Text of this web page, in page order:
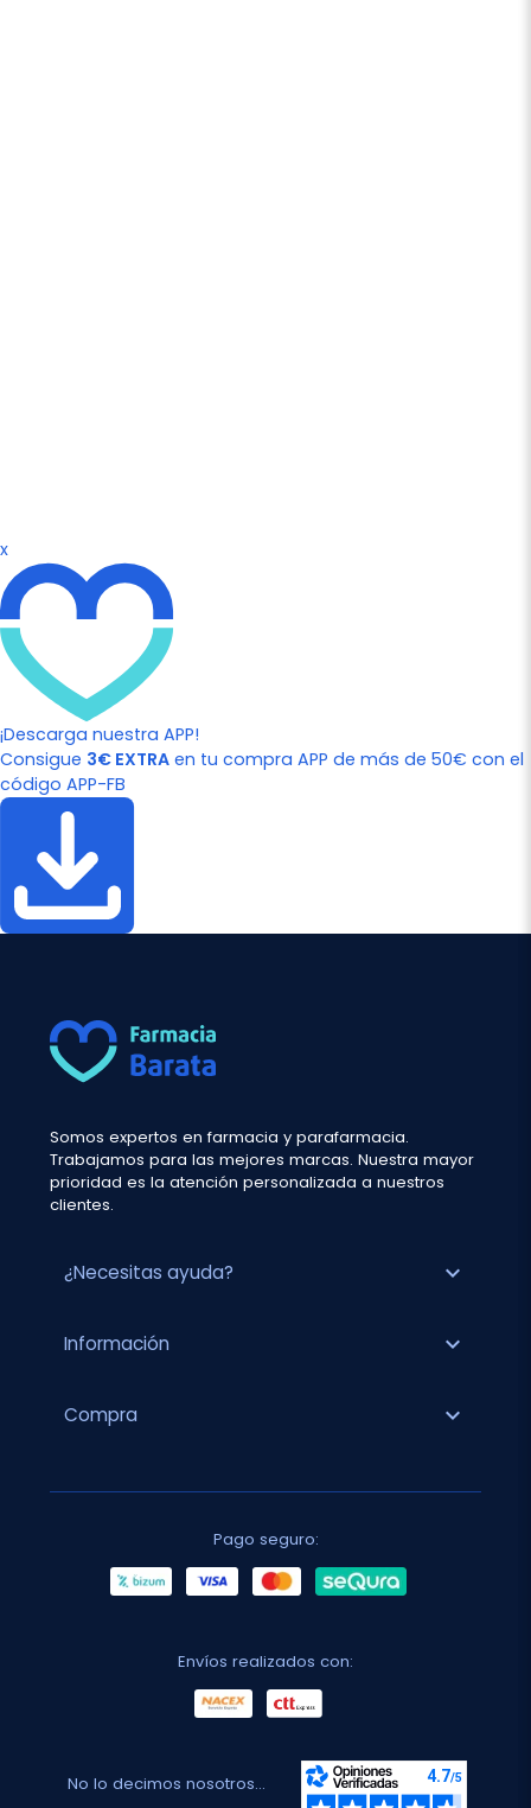
x
¡Descarga nuestra APP!
Consigue 3€ EXTRA en tu compra APP de más de 50€ con el
código APP-FB
Somos expertos en farmacia y parafarmacia.
Trabajamos para las mejores marcas. Nuestra mayor
prioridad es la atención personalizada a nuestros
clientes.
¿Necesitas ayuda? expand_more
Información expand_more
Compra expand_more
Pago seguro:
Envíos realizados con:
No lo decimos nosotros...